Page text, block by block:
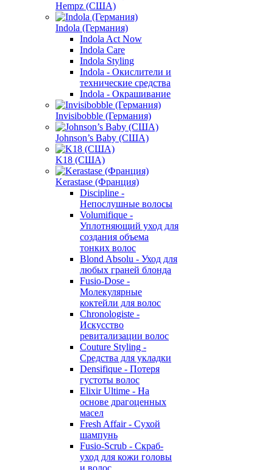
Hempz (США)
Indola (Германия)
Indola Act Now
Indola Care
Indola Styling
Indola - Окислители и
технические средства
Indola - Окрашивание
Invisibobble (Германия)
Johnson’s Baby (США)
K18 (США)
Kerastase (Франция)
Discipline -
Непослушные волосы
Volumifique -
Уплотняющий уход для
создания объема
тонких волос
Blond Absolu - Уход для
любых граней блонда
Fusio-Dose -
Молекулярные
коктейли для волос
Chronologiste -
Искусство
ревитализации волос
Couture Styling -
Средства для укладки
Densifique - Потеря
густоты волос
Elixir Ultime - На
основе драгоценных
масел
Fresh Affair - Сухой
шампунь
Fusio-Scrub - Скраб-
уход для кожи головы
и волос